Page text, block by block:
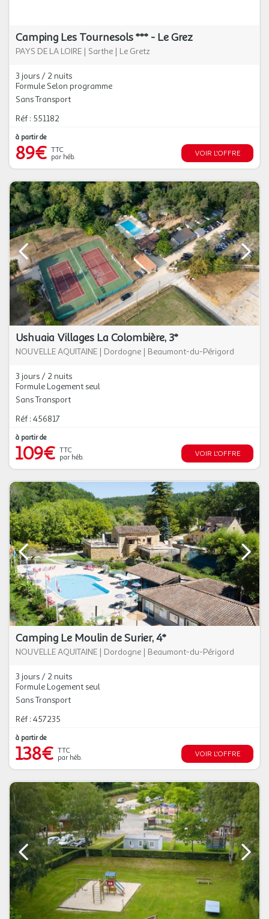
Camping Les Tournesols *** - Le Grez
PAYS DE LA LOIRE | Sarthe | Le Gretz
3 jours / 2 nuits
Formule Selon programme
Sans Transport
Réf : 551182
à partir de
89€ TTC
par héb.
VOIR L'OFFRE
Ushuaia Villages La Colombière, 3*
NOUVELLE AQUITAINE | Dordogne | Beaumont-du-Périgord
3 jours / 2 nuits
Formule Logement seul
Sans Transport
Réf : 456817
à partir de
109€ TTC
par héb.
VOIR L'OFFRE
Camping Le Moulin de Surier, 4*
NOUVELLE AQUITAINE | Dordogne | Beaumont-du-Périgord
3 jours / 2 nuits
Formule Logement seul
Sans Transport
Réf : 457235
à partir de
138€ TTC
par héb.
VOIR L'OFFRE